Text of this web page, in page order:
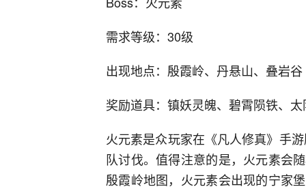
需求等级：30级
出现地点：殷霞岭、丹悬山、叠岩谷
奖励道具：镇妖灵魄、碧霄陨铁、
火元素是众玩家在《凡人修真》手
队讨伐。值得注意的是，火元素会
殷霞岭地图，火元素会出现的宁家